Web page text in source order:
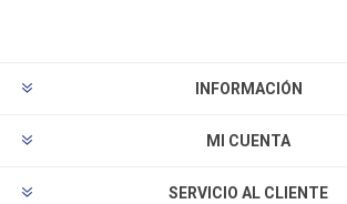
INFORMACIÓN
MI CUENTA
SERVICIO AL CLIENTE